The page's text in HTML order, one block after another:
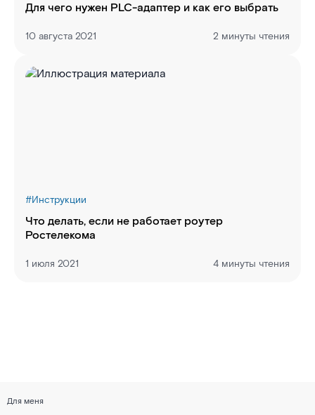
Для чего нужен PLC-адаптер и как его выбрать
10 августа 2021 2 минуты чтения
#Инструкции
Что делать, если не работает роутер
Ростелекома
1 июля 2021 4 минуты чтения
Для меня